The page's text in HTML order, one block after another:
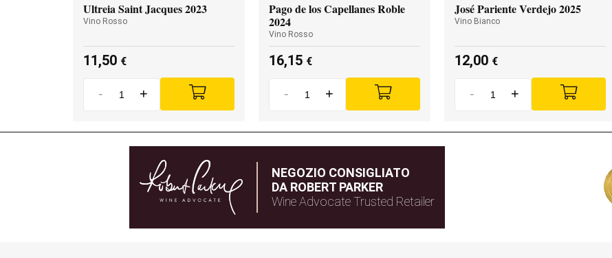
Ultreia Saint Jacques 2023
Vino Rosso
11,50 €
- +
Pago de los Capellanes Roble
2024
Vino Rosso
16,15 €
- +
José Pariente Verdejo 2025
Vino Bianco
12,00 €
- +
NEGOZIO CONSIGLIATO
DA ROBERT PARKER
Wine Advocate Trusted Retailer